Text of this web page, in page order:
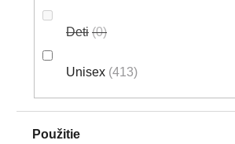
Deti 0
Unisex 413
Použitie